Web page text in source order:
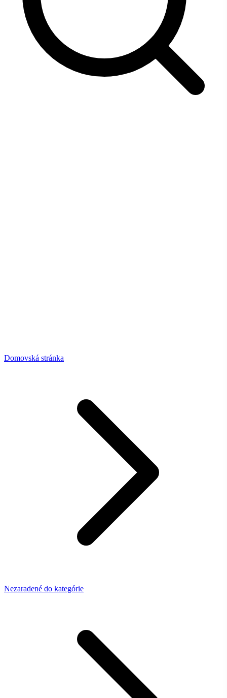
Domovská stránka
Nezaradené do kategórie